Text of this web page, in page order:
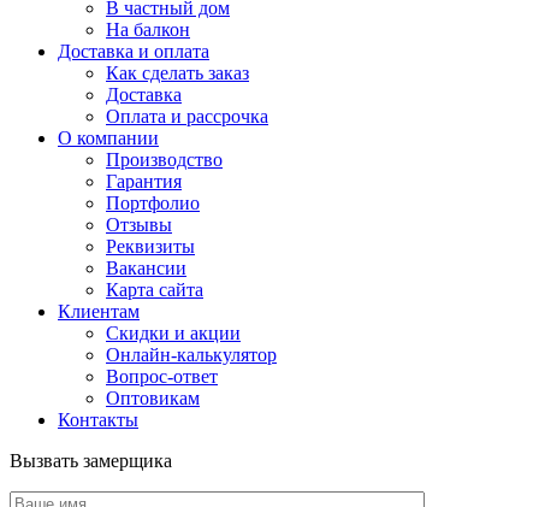
В частный дом
На балкон
Доставка и оплата
Как сделать заказ
Доставка
Оплата и рассрочка
О компании
Производство
Гарантия
Портфолио
Отзывы
Реквизиты
Вакансии
Карта сайта
Клиентам
Скидки и акции
Онлайн-калькулятор
Вопрос-ответ
Оптовикам
Контакты
Вызвать замерщика